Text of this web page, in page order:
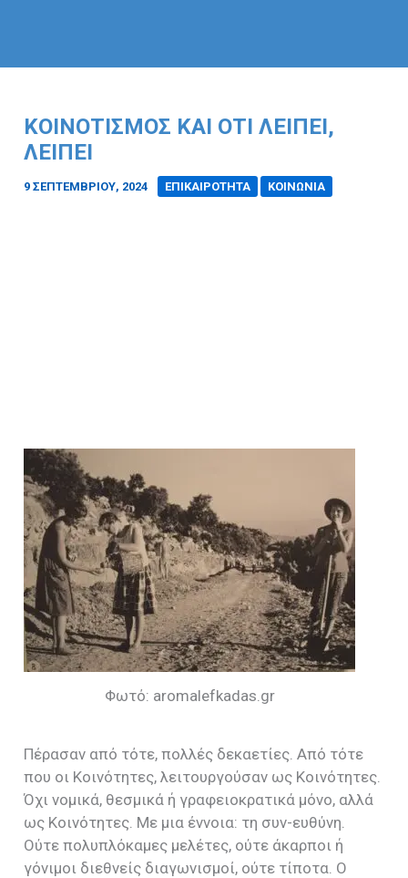
ΚΟΙΝΟΤΙΣΜΌΣ ΚΑΙ ΌΤΙ ΛΕΊΠΕΙ,
ΛΕΊΠΕΙ
9 ΣΕΠΤΕΜΒΡΊΟΥ, 2024 ΕΠΙΚΑΙΡΟΤΗΤΑ ΚΟΙΝΩΝΙΑ
Φωτό: aromalefkadas.gr
Πέρασαν από τότε, πολλές δεκαετίες. Από τότε
που οι Κοινότητες, λειτουργούσαν ως Κοινότητες.
Όχι νομικά, θεσμικά ή γραφειοκρατικά μόνο, αλλά
ως Κοινότητες. Με μια έννοια: τη συν-ευθύνη.
Ούτε πολυπλόκαμες μελέτες, ούτε άκαρποι ή
γόνιμοι διεθνείς διαγωνισμοί, ούτε τίποτα. Ο